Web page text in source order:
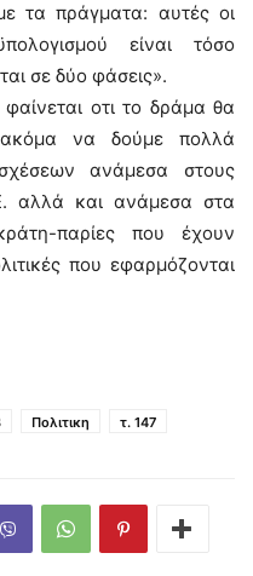
τα πράγματα: αυτές οι
είναι τόσο
σε δύο φάσεις».
οτι το δράμα θα
ακόμα να δούμε πολλά
ανάμεσα στους
αλλά και ανάμεσα στα
παρίες που έχουν
που εφαρμόζονται
Πολιτικη τ. 147